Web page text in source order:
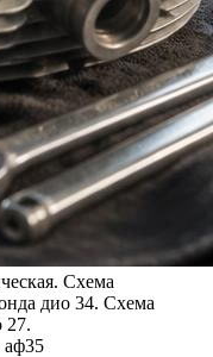
Схема
дио 34. Схема
27.
аф35